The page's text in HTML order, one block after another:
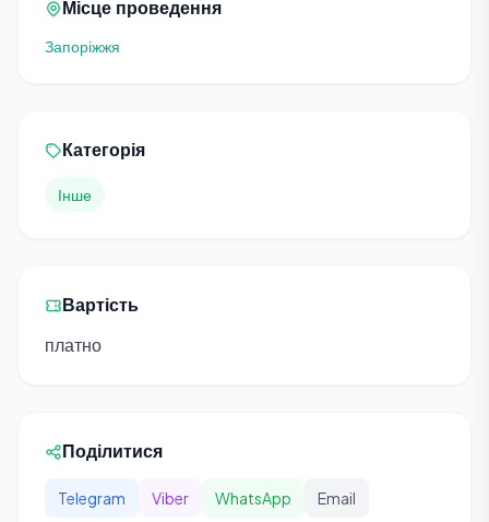
Місце проведення
Запоріжжя
Категорія
Інше
Вартість
платно
Поділитися
Telegram Viber WhatsApp Email